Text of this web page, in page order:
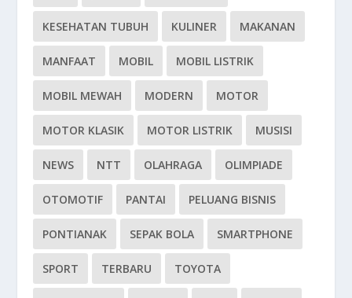
KESEHATAN TUBUH KULINER MAKANAN
MANFAAT MOBIL MOBIL LISTRIK
MOBIL MEWAH MODERN MOTOR
MOTOR KLASIK MOTOR LISTRIK MUSISI
NEWS NTT OLAHRAGA OLIMPIADE
OTOMOTIF PANTAI PELUANG BISNIS
PONTIANAK SEPAK BOLA SMARTPHONE
SPORT TERBARU TOYOTA